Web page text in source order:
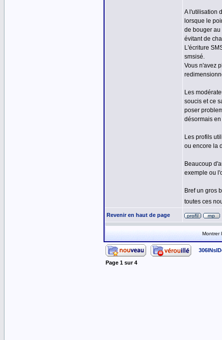
A l'utilisation
lorsque le
de bouger au
évitant de
L'écriture
smsisé.
Vous n'avez
Les
soucis et ce
poser
désormais
Les profils
ou encore la
Beaucoup
exemple ou
Bref un gros
toutes ces
Revenir en haut de page
Montrer
Page 1 sur4